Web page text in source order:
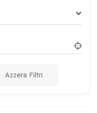
Azzera Filtri